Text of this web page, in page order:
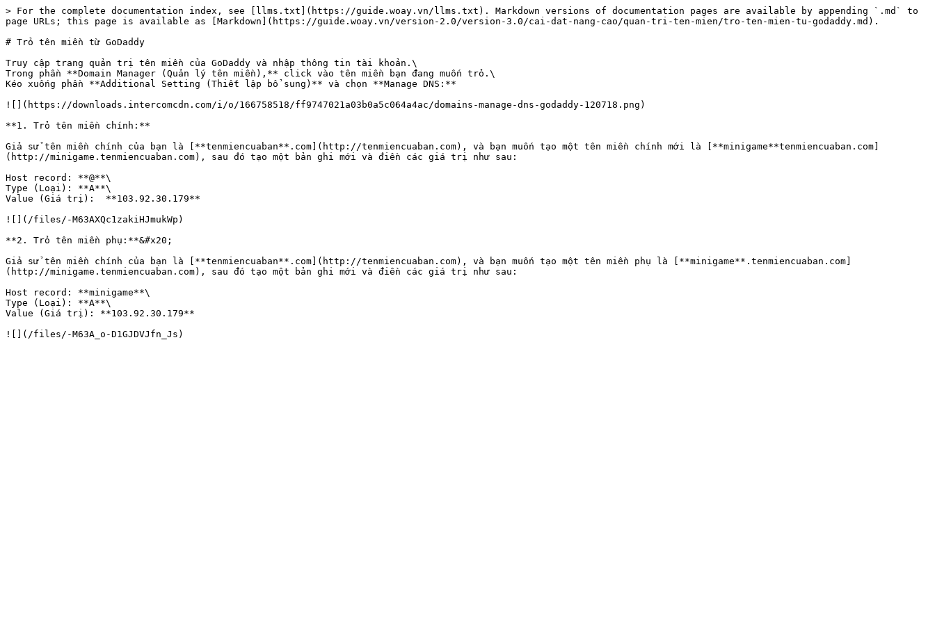
> For the complete documentation index, see [llms.txt](https://guide.woay.vn/llms.txt). Markdown versions of documentation pages are available by appending `.md` to
page URLs; this page is available as [Markdown](https://guide.woay.vn/version-2.0/version-3.0/cai-dat-nang-cao/quan-tri-ten-mien/tro-ten-mien-tu-godaddy.md).
# Trỏ tên miền từ GoDaddy
Truy cập trang quản trị tên miền của GoDaddy và nhập thông tin tài khoản.\
Trong phần **Domain Manager (Quản lý tên miền),** click vào tên miền bạn đang muốn trỏ.\
Kéo xuống phần **Additional Setting (Thiết lập bổ sung)** và chọn **Manage DNS:**
![](https://downloads.intercomcdn.com/i/o/166758518/ff9747021a03b0a5c064a4ac/domains-manage-dns-godaddy-120718.png)
**1. Trỏ tên miền chính:**
Giả sử tên miền chính của bạn là [**tenmiencuaban**.com](http://tenmiencuaban.com), và bạn muốn tạo một tên miền chính mới là [**minigame**tenmiencuaban.com]
(http://minigame.tenmiencuaban.com), sau đó tạo một bản ghi mới và điền các giá trị như sau:
Host record: **@**\
Type (Loại): **A**\
Value (Giá trị):  **103.92.30.179**
![](/files/-M63AXQc1zakiHJmukWp)
**2. Trỏ tên miền phụ:**&#x20;
Giả sử tên miền chính của bạn là [**tenmiencuaban**.com](http://tenmiencuaban.com), và bạn muốn tạo một tên miền phụ là [**minigame**.tenmiencuaban.com]
(http://minigame.tenmiencuaban.com), sau đó tạo một bản ghi mới và điền các giá trị như sau:
Host record: **minigame**\
Type (Loại): **A**\
Value (Giá trị): **103.92.30.179**